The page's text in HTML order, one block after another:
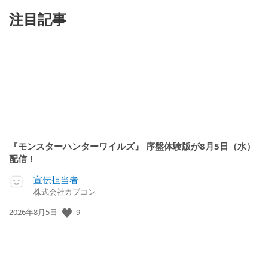
注目記事
『モンスターハンターワイルズ』 序盤体験版が8月5日（水）
配信！
宣伝担当者
株式会社カプコン
公
2026年8月5日 9